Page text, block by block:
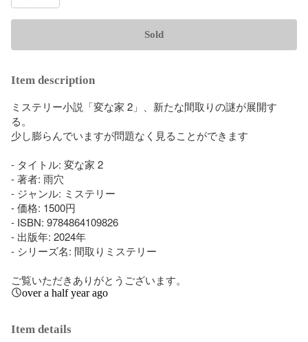
Sold
Item description
ミステリー小説「変な家 2」、新たな間取りの謎が展開す
る。
少し膨らんでいますが問題なく見ることができます
- タイトル: 変な家 2
- 著者: 雨穴
- ジャンル: ミステリー
- 価格: 1500円
- ISBN: 9784864109826
- 出版年: 2024年
- シリーズ名: 間取りミステリー
ご覧いただきありがとうございます。
over a half year ago
Item details